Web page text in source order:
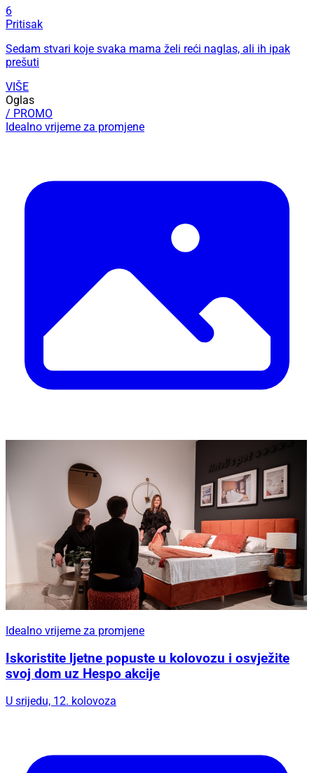
6
Pritisak
Sedam stvari koje svaka mama želi reći naglas, ali ih ipak
prešuti
VIŠE
Oglas
/ PROMO
Idealno vrijeme za promjene
Idealno vrijeme za promjene
Iskoristite ljetne popuste u kolovozu i osvježite
svoj dom uz Hespo akcije
U srijedu, 12. kolovoza